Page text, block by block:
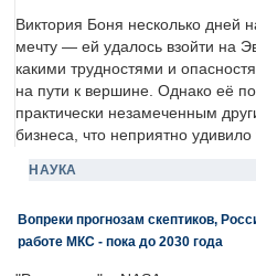
Виктория Боня несколько дней
мечту — ей удалось взойти на
какими трудностями и
на пути к вершине. Однако её
практически незамеченным
бизнеса, что неприятно удивило
НАУКА
Вопреки прогнозам скептиков,
работе МКС - пока до 2030 года